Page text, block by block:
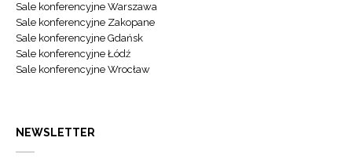
Sale konferencyjne Warszawa
Sale konferencyjne Zakopane
Sale konferencyjne Gdańsk
Sale konferencyjne Łódź
Sale konferencyjne Wrocław
NEWSLETTER